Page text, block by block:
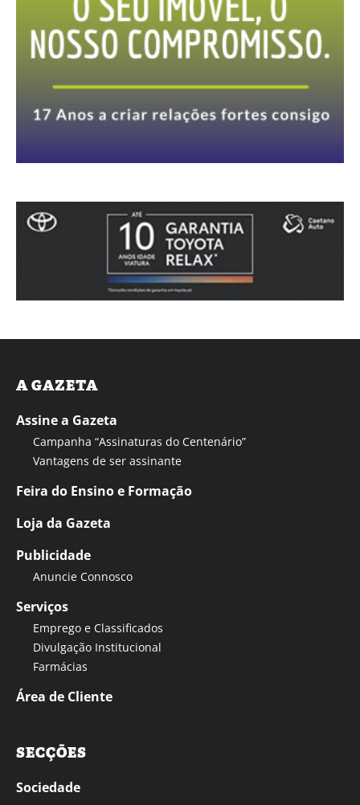
A GAZETA
Assine a Gazeta
Campanha “Assinaturas do Centenário”
Vantagens de ser assinante
Feira do Ensino e Formação
Loja da Gazeta
Publicidade
Anuncie Connosco
Serviços
Emprego e Classificados
Divulgação Institucional
Farmácias
Área de Cliente
SECÇÕES
Sociedade